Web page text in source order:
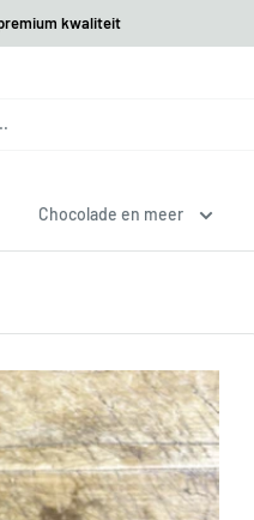
kwaliteit
Chocolade en meer